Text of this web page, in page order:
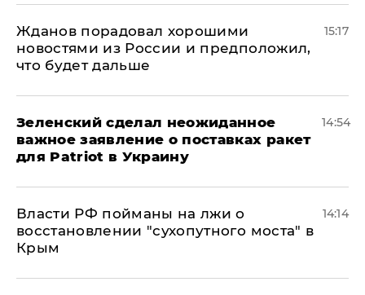
Жданов порадовал хорошими
новостями из России и предположил,
что будет дальше
15:17
Зеленский сделал неожиданное
важное заявление о поставках ракет
для Patriot в Украину
14:54
Власти РФ пойманы на лжи о
восстановлении "сухопутного моста" в
Крым
14:14